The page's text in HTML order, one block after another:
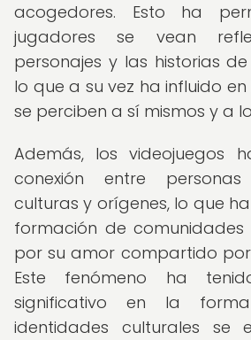
acogedores. Esto ha
jugadores se vean
personajes y las historias
lo que a su vez ha influido
se perciben a sí mismos y a
Además, los videojuegos
conexión entre
culturas y orígenes, lo que
formación de comunidades
por su amor compartido por
Este fenómeno ha
significativo en la
identidades culturales se